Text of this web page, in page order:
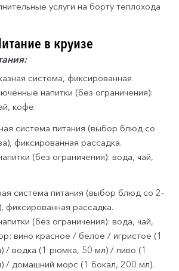
услуги на борту теплохода
в круизе
система, фиксированная
напитки (без ограничения):
кофе.
система питания (выбор блюд со
фиксированная рассадка.
(без ограничения): вода, чай,
система питания (выбор блюд со 2-
фиксированная рассадка.
(без ограничения): вода, чай,
вино красное / белое / игристое (1
/ водка (1 рюмка, 50 мл) / пиво (1
/ домашний морс (1 бокал, 200 мл).